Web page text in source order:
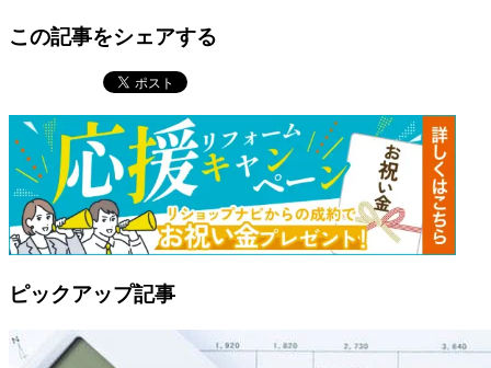
この記事をシェアする
ピックアップ記事